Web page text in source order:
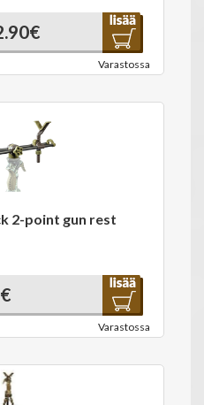
Varastossa
2-point gun rest
Varastossa